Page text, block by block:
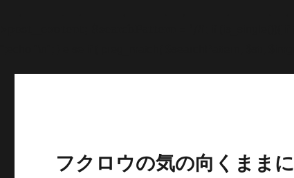
フクロウの気の向くままに